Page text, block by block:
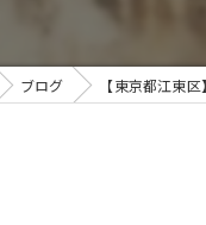
臭
ブログ 【東京都江東